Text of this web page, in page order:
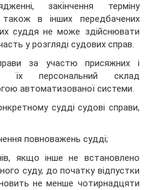
закінчення терміну
в інших передбачених
суддя не може здійснювати
у розгляді судових справ.
за участю присяжних і
їх персональний склад
автоматизованої системи.
судді судові справи,
повноважень судді;
якщо інше не встановлено
суду, до початку відпустки
не менше чотирнадцяти